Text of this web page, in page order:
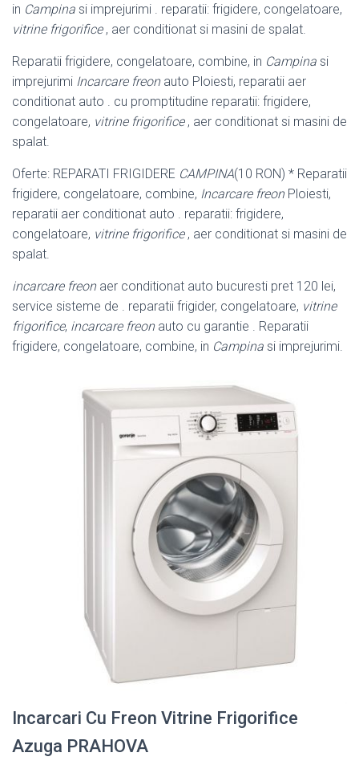
in Campina si imprejurimi . reparatii: frigidere, congelatoare,
vitrine frigorifice, aer conditionat si masini de spalat.
Reparatii frigidere, congelatoare, combine, in Campina si
imprejurimi Incarcare freonauto Ploiesti, reparatii aer
conditionat auto . cu promptitudine reparatii: frigidere,
congelatoare, vitrine frigorifice, aer conditionat si masini de
spalat.
Oferte: REPARATI FRIGIDERE CAMPINA(10 RON) * Reparatii
frigidere, congelatoare, combine, Incarcare freonPloiesti,
reparatii aer conditionat auto . reparatii: frigidere,
congelatoare, vitrine frigorifice, aer conditionat si masini de
spalat.
incarcare freonaer conditionat auto bucuresti pret 120 lei,
service sisteme de . reparatii frigider, congelatoare, vitrine
frigorifice, incarcare freonauto cu garantie . Reparatii
frigidere, congelatoare, combine, in Campina si imprejurimi.
Incarcari Cu Freon Vitrine Frigorifice
Azuga PRAHOVA